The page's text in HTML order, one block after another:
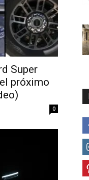
Super
próximo
0